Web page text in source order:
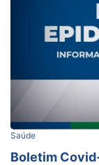
Saúde
Boletim